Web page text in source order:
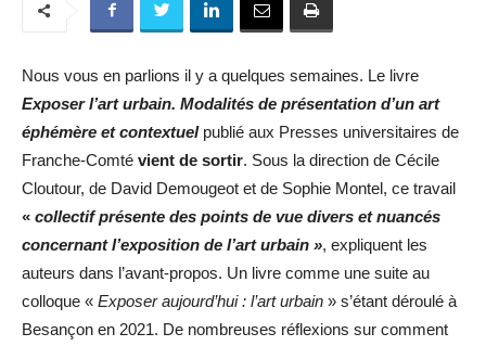
Nous vous en parlions il y a quelques semaines. Le livre
Exposer l’art urbain. Modalités de présentation d’un art
éphémère et contextuelpublié aux Presses universitaires de
Franche-Comté vient de sortir. Sous la direction de Cécile
Cloutour, de David Demougeot et de Sophie Montel, ce travail
« collectif présente des points de vue divers et nuancés
concernant l’exposition de l’art urbain », expliquent les
auteurs dans l’avant-propos. Un livre comme une suite au
colloque « Exposer aujourd’hui : l’art urbain » s’étant déroulé à
Besançon en 2021. De nombreuses réflexions sur comment